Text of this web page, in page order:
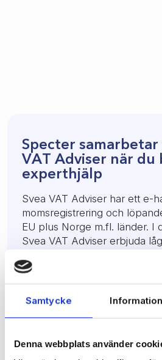
Samtycke Information
Denna webbplats använder
Specter samarbetar
VAT Adviser när du
experthjälp
Svea VAT Adviser har ett e-
momsregistrering och
EU plus Norge m.fl. länder. I
Svea VAT Adviser erbjuda
inom i princip hela EU
Svea VAT Adviser får en
Specter om du önskar, de
betalas till respektive land.